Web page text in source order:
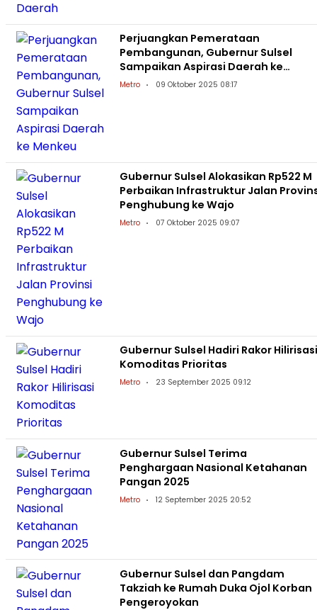
Perjuangkan Pemerataan
Pembangunan, Gubernur Sulsel
Sampaikan Aspirasi Daerah ke
Menkeu
Metro 09 Oktober 2025 08:17
Gubernur Sulsel Alokasikan Rp522 M
Perbaikan Infrastruktur Jalan
Penghubung ke Wajo
Metro 07 Oktober 2025 09:07
Gubernur Sulsel Hadiri Rakor Hilirisasi
Komoditas Prioritas
Metro 23 September 2025 09:12
Gubernur Sulsel Terima
Penghargaan Nasional Ketahanan
Pangan 2025
Metro 12 September 2025 20:52
Gubernur Sulsel dan Pangdam
Takziah ke Rumah Duka Ojol Korban
Pengeroyokan